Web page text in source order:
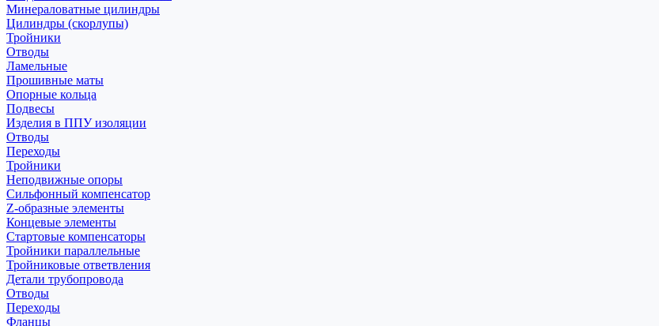
Минераловатные цилиндры
Цилиндры (скорлупы)
Тройники
Отводы
Ламельные
Прошивные маты
Опорные кольца
Подвесы
Изделия в ППУ изоляции
Отводы
Переходы
Тройники
Неподвижные опоры
Cильфонный компенсатор
Z-образные элементы
Концевые элементы
Стартовые компенсаторы
Тройники параллельные
Тройниковые ответвления
Детали трубопровода
Отводы
Переходы
Фланцы